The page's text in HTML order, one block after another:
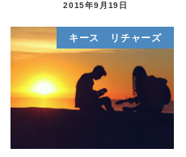
2015年9月19日
キース リチャーズ